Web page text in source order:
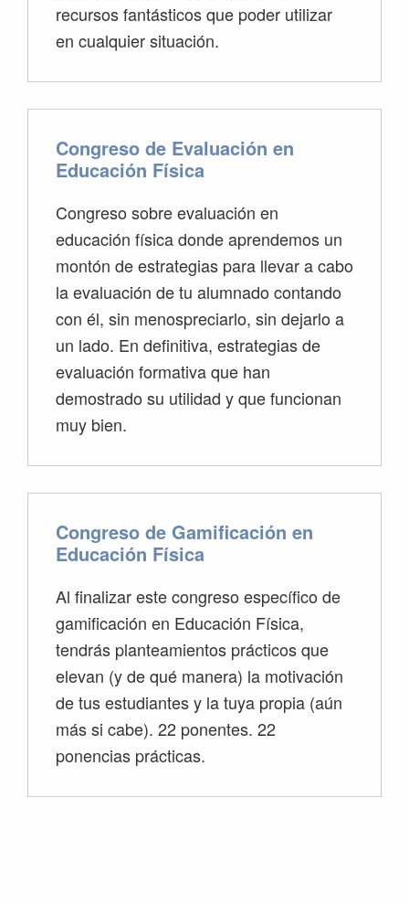
recursos fantásticos que poder utilizar
en cualquier situación.
Congreso de Evaluación en
Educación Física
Congreso sobre evaluación en
educación física donde aprendemos un
montón de estrategias para llevar a cabo
la evaluación de tu alumnado contando
con él, sin menospreciarlo, sin dejarlo a
un lado. En definitiva, estrategias de
evaluación formativa que han
demostrado su utilidad y que funcionan
muy bien.
Congreso de Gamificación en
Educación Física
Al finalizar este congreso específico de
gamificación en Educación Física,
tendrás planteamientos prácticos que
elevan (y de qué manera) la motivación
de tus estudiantes y la tuya propia (aún
más si cabe). 22 ponentes. 22
ponencias prácticas.